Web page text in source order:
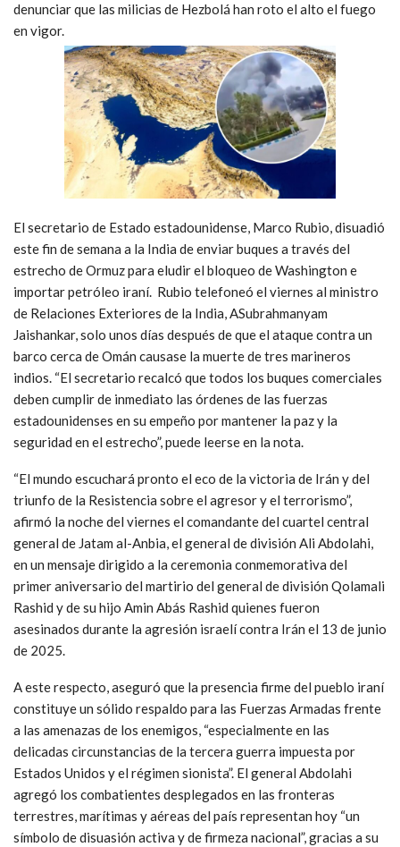
denunciar que las milicias de Hezbolá han roto el alto el fuego
en vigor.
El secretario de Estado estadounidense, Marco Rubio, disuadió
este fin de semana a la India de enviar buques a través del
estrecho de Ormuz para eludir el bloqueo de Washington e
importar petróleo iraní. Rubio telefoneó el viernes al ministro
de Relaciones Exteriores de la India, ASubrahmanyam
Jaishankar, solo unos días después de que el ataque contra un
barco cerca de Omán causase la muerte de tres marineros
indios. “El secretario recalcó que todos los buques comerciales
deben cumplir de inmediato las órdenes de las fuerzas
estadounidenses en su empeño por mantener la paz y la
seguridad en el estrecho”, puede leerse en la nota.
“El mundo escuchará pronto el eco de la victoria de Irán y del
triunfo de la Resistencia sobre el agresor y el terrorismo”,
afirmó la noche del viernes el comandante del cuartel central
general de Jatam al-Anbia, el general de división Ali Abdolahi,
en un mensaje dirigido a la ceremonia conmemorativa del
primer aniversario del martirio del general de división Qolamali
Rashid y de su hijo Amin Abás Rashid quienes fueron
asesinados durante la agresión israelí contra Irán el 13 de junio
de 2025.
A este respecto, aseguró que la presencia firme del pueblo iraní
constituye un sólido respaldo para las Fuerzas Armadas frente
a las amenazas de los enemigos, “especialmente en las
delicadas circunstancias de la tercera guerra impuesta por
Estados Unidos y el régimen sionista”. El general Abdolahi
agregó los combatientes desplegados en las fronteras
terrestres, marítimas y aéreas del país representan hoy “un
símbolo de disuasión activa y de firmeza nacional”, gracias a su